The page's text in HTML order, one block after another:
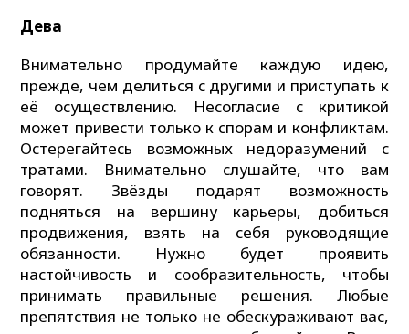
Дева
Внимательно продумайте каждую идею,
прежде, чем делиться с другими и приступать к
её осуществлению. Несогласие с критикой
может привести только к спорам и конфликтам.
Остерегайтесь возможных недоразумений с
тратами. Внимательно слушайте, что вам
говорят. Звёзды подарят возможность
подняться на вершину карьеры, добиться
продвижения, взять на себя руководящие
обязанности. Нужно будет проявить
настойчивость и сообразительность, чтобы
принимать правильные решения. Любые
препятствия не только не обескураживают вас,